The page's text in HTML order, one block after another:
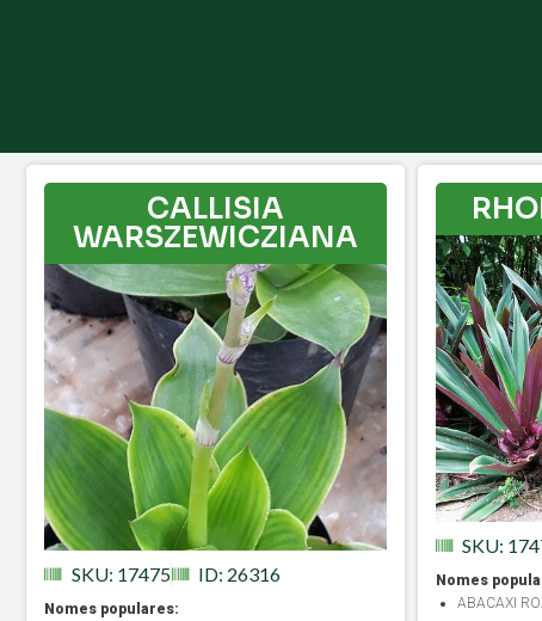
CALLISIA
WARSZEWICZIANA
SKU: 17475 ID: 26316
Nomes populares:
SKU:
Nomes
ABACAXI